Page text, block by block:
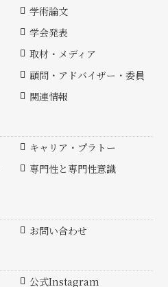
学術論文
学会発表
取材・メディア
顧問・アドバイザー・委員
関連情報
キャリア・プラトー
専門性と専門性意識
お問い合わせ
公式Instagram